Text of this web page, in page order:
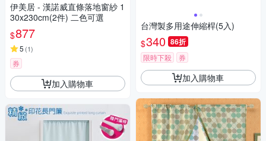
伊美居 - 漢諾威直條落地窗紗 1
30x230cm(2件) 二色可選
$877
5 (1)
券
加入購物車
台灣製多用途伸縮桿(5入)
$340 86折
限時下殺 券
加入購物車